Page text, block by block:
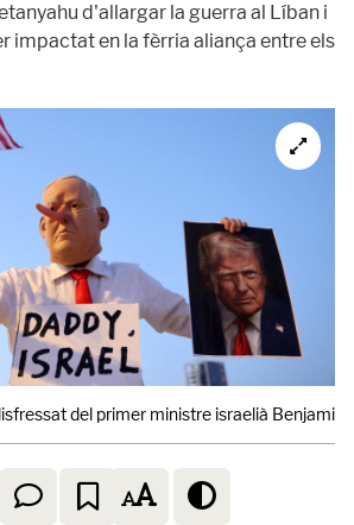
d'allargar la guerra al Líban i
impactat en la fèrria aliança entre els
del primer ministre israelià